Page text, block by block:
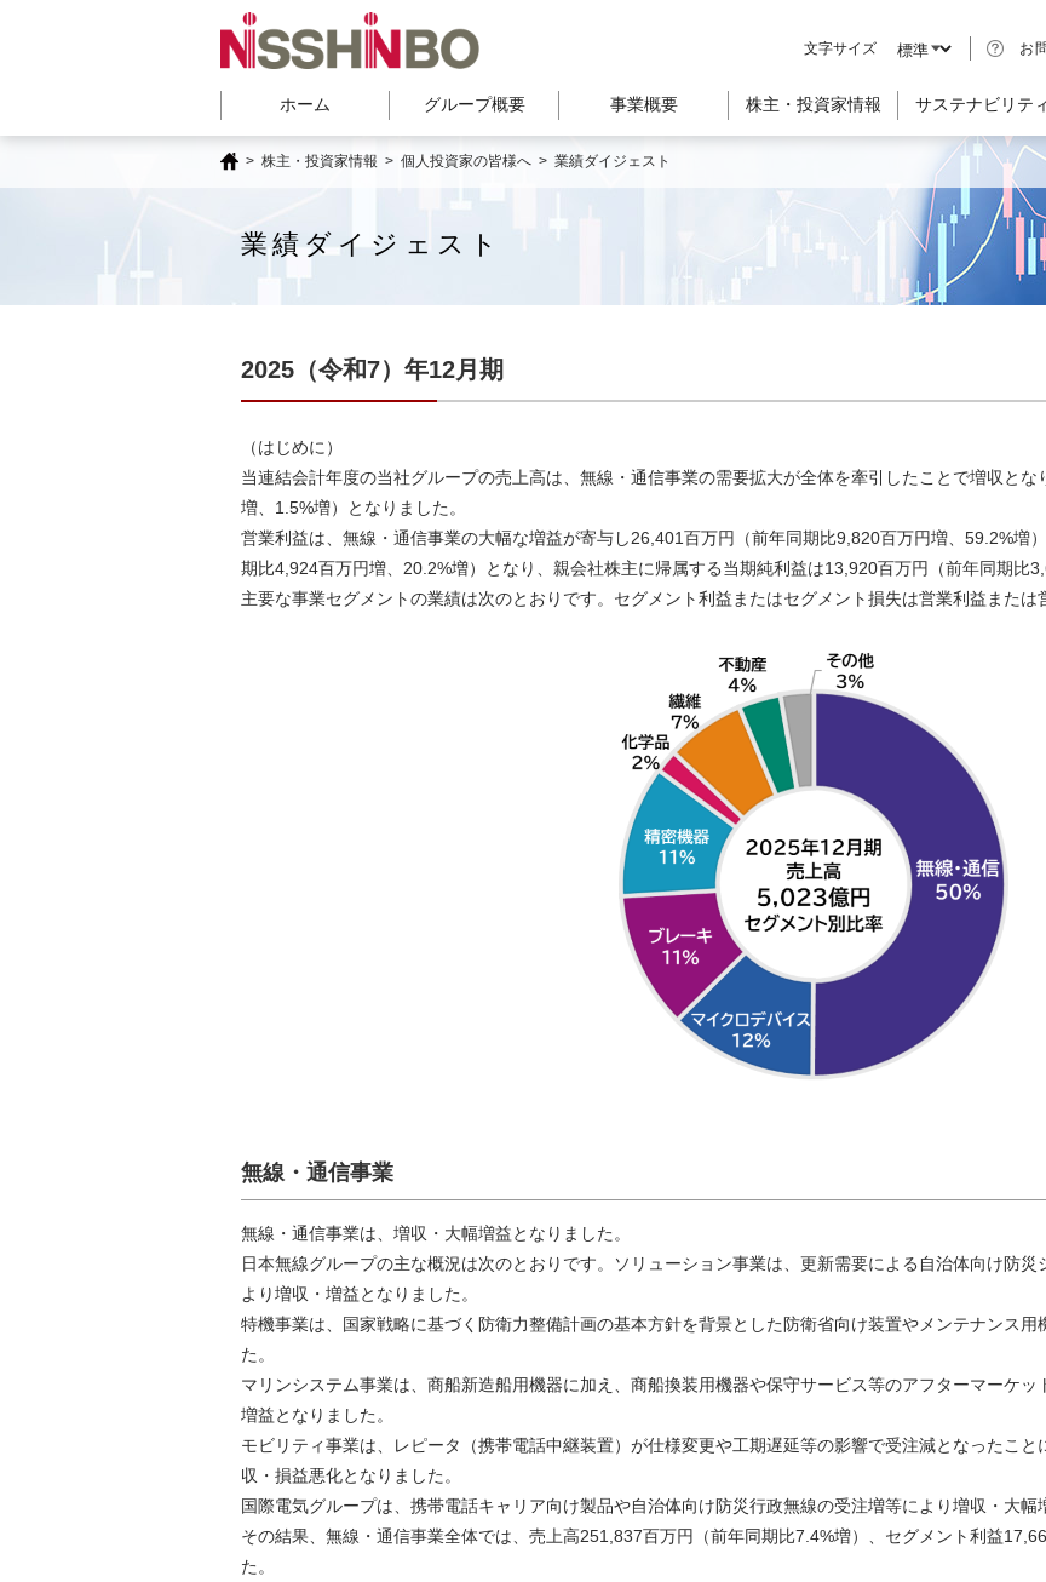
文字サイズ お
ホーム グループ概要 事業概要 株主・投資家情報 サステナビリティ
> 株主・投資家情報 > 個人投資家の皆様へ > 業績ダイジェスト
業績ダイジェスト
2025（令和7）年12月期
（はじめに）
当連結会計年度の当社グループの売上高は、無線・通信事業の需要拡大が全体を牽引したことで増収と
増、1.5%増）となりました。
営業利益は、無線・通信事業の大幅な増益が寄与し26,401百万円（前年同期比9,820百万円増、59.2%増
期比4,924百万円増、20.2%増）となり、親会社株主に帰属する当期純利益は13,920百万円（前年同期比
主要な事業セグメントの業績は次のとおりです。セグメント利益またはセグメント損失は営業利益または
無線・通信事業
無線・通信事業は、増収・大幅増益となりました。
日本無線グループの主な概況は次のとおりです。ソリューション事業は、更新需要による自治体向け防
より増収・増益となりました。
特機事業は、国家戦略に基づく防衛力整備計画の基本方針を背景とした防衛省向け装置やメンテナンス
た。
マリンシステム事業は、商船新造船用機器に加え、商船換装用機器や保守サービス等のアフターマーケッ
増益となりました。
モビリティ事業は、レピータ（携帯電話中継装置）が仕様変更や工期遅延等の影響で受注減となったこ
収・損益悪化となりました。
国際電気グループは、携帯電話キャリア向け製品や自治体向け防災行政無線の受注増等により増収・大幅
その結果、無線・通信事業全体では、売上高251,837百万円（前年同期比7.4%増）、セグメント利益
た。